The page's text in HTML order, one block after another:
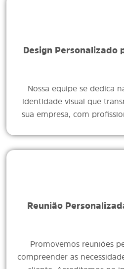
Design Personalizado
Nossa equipe se dedica
identidade visual que
sua empresa, com
Reunião
Promovemos reuniões
compreender as